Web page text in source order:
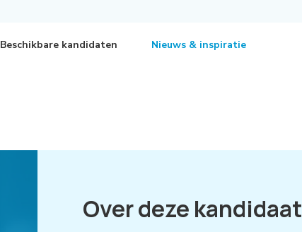
Beschikbare kandidaten Nieuws & inspiratie
Over deze kandidaat